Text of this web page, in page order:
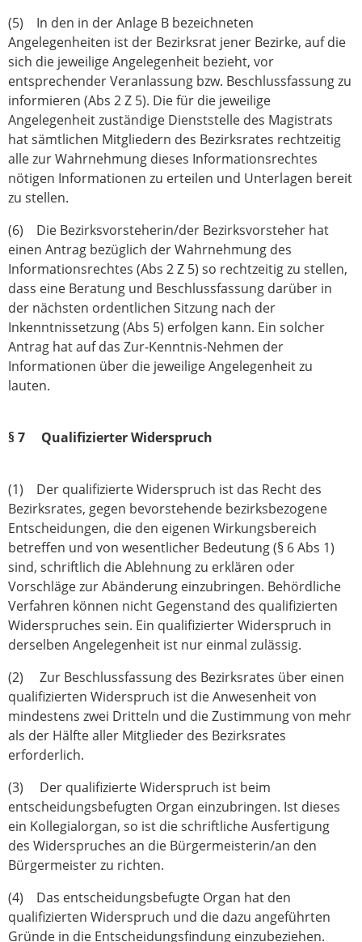
(5) In den in der Anlage B bezeichneten
Angelegenheiten ist der Bezirksrat jener Bezirke, auf die
sich die jeweilige Angelegenheit bezieht, vor
entsprechender Veranlassung bzw. Beschlussfassung zu
informieren (Abs 2 Z 5). Die für die jeweilige
Angelegenheit zuständige Dienststelle des Magistrats
hat sämtlichen Mitgliedern des Bezirksrates rechtzeitig
alle zur Wahrnehmung dieses Informationsrechtes
nötigen Informationen zu erteilen und Unterlagen bereit
zu stellen.
(6) Die Bezirksvorsteherin/der Bezirksvorsteher hat
einen Antrag bezüglich der Wahrnehmung des
Informationsrechtes (Abs 2 Z 5) so rechtzeitig zu stellen,
dass eine Beratung und Beschlussfassung darüber in
der nächsten ordentlichen Sitzung nach der
Inkenntnissetzung (Abs 5) erfolgen kann. Ein solcher
Antrag hat auf das Zur-Kenntnis-Nehmen der
Informationen über die jeweilige Angelegenheit zu
lauten.
§ 7 Qualifizierter Widerspruch
(1) Der qualifizierte Widerspruch ist das Recht des
Bezirksrates, gegen bevorstehende bezirksbezogene
Entscheidungen, die den eigenen Wirkungsbereich
betreffen und von wesentlicher Bedeutung (§ 6 Abs 1)
sind, schriftlich die Ablehnung zu erklären oder
Vorschläge zur Abänderung einzubringen. Behördliche
Verfahren können nicht Gegenstand des qualifizierten
Widerspruches sein. Ein qualifizierter Widerspruch in
derselben Angelegenheit ist nur einmal zulässig.
(2) Zur Beschlussfassung des Bezirksrates über einen
qualifizierten Widerspruch ist die Anwesenheit von
mindestens zwei Dritteln und die Zustimmung von mehr
als der Hälfte aller Mitglieder des Bezirksrates
erforderlich.
(3) Der qualifizierte Widerspruch ist beim
entscheidungsbefugten Organ einzubringen. Ist dieses
ein Kollegialorgan, so ist die schriftliche Ausfertigung
des Widerspruches an die Bürgermeisterin/an den
Bürgermeister zu richten.
(4) Das entscheidungsbefugte Organ hat den
qualifizierten Widerspruch und die dazu angeführten
Gründe in die Entscheidungsfindung einzubeziehen.